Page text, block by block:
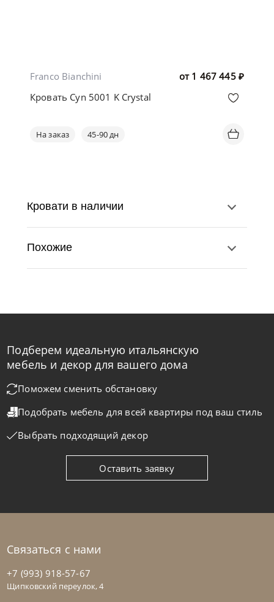
от 1 467 445 ₽
Franco Bianchini
Кровать Cyn 5001 K Crystal
На заказ 45-90 дн
от1 720 043
Franco Bianchini
На заказ 45-90 дн
Кровати в наличии
Похожие
Подберем идеальную итальянскую
мебель и декор для вашего дома
Поможем сменить обстановку
Подобрать мебель для всей квартиры под ваш стиль
Выбрать подходящий декор
Оставить заявку
Связаться с нами
+7 (993) 918-57-67
Щипковский переулок, 4